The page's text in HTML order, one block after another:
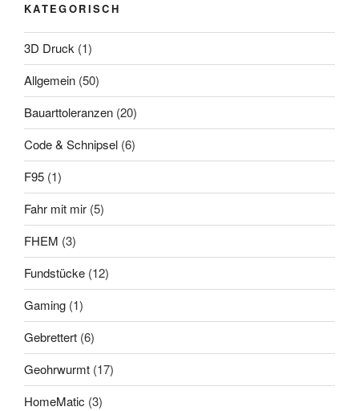
KATEGORISCH
3D Druck (1)
Allgemein (50)
Bauarttoleranzen (20)
Code & Schnipsel (6)
F95 (1)
Fahr mit mir (5)
FHEM (3)
Fundstücke (12)
Gaming (1)
Gebrettert (6)
Geohrwurmt (17)
HomeMatic (3)